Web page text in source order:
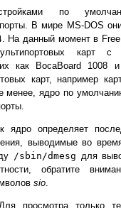
по
В мире MS-DOS
. На данный момент в
карт с
как BocaBoard 1008
карт, например
менее, ядро по
ядро определяет
выводимые во
/sbin/dmesg для
обратите
sio.
просмотра только